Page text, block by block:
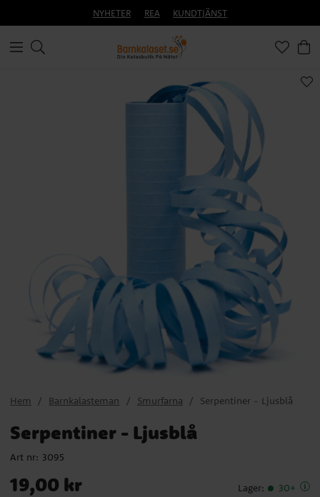
NYHETER REA KUNDTJÄNST
Hem Barnkalasteman Smurfarna Serpentiner - Ljusblå
Serpentiner - Ljusblå
Art nr: 3095
Pris: 19,00 kr
19,00 kr Lager: 30+